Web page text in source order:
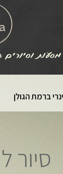
מסעות וסיורים
ברמת הגולן
סיור